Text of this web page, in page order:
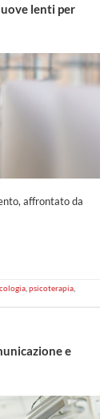
lenti per
affrontato da
psicoterapia
e